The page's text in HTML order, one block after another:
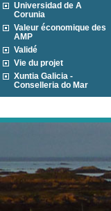
Universidad de A
Corunia
Valeur économique des
AMP
Validé
Vie du projet
Xuntia Galicia -
Conselleria do Mar